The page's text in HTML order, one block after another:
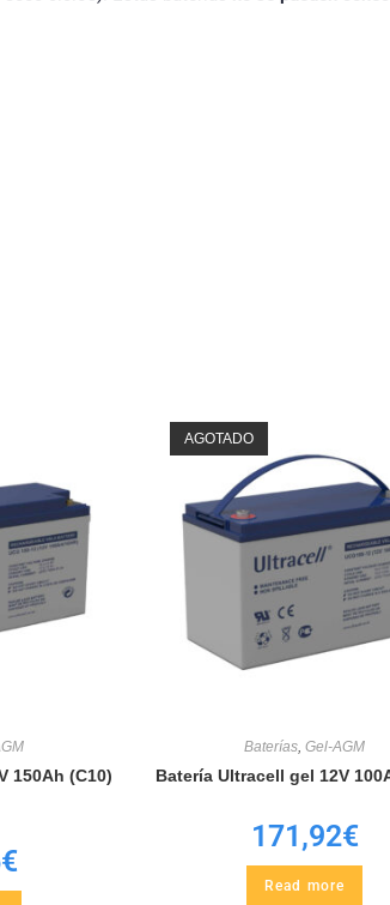
150Ah (C10)
€
AGOTADO
Baterías, Gel-AGM
Batería Ultracell gel 12V
171,92€
Read more